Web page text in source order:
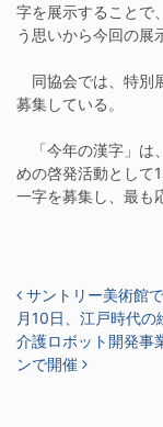
字を展示することで
う思いから今回の展
同協会では、特別
募集している。
「今年の漢字」は
めの啓発活動として
一字を募集し、最も
投稿ナビゲ
サントリー美術館
月10日、江戸時代の
介護ロボット開発
ンで開催